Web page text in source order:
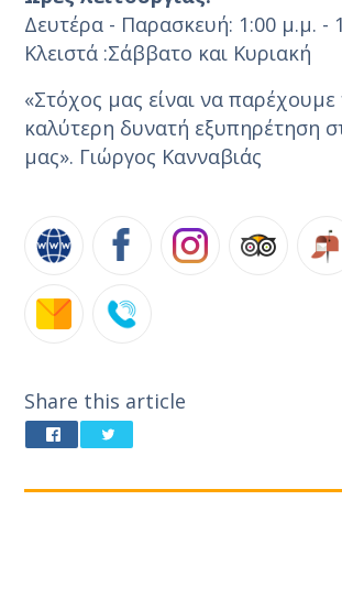
Δευτέρα - Παρασκευή: 1:00 μ.μ. -
Κλειστά :Σάββατο και Κυριακή
«Στόχος μας είναι να παρέχουμε
καλύτερη δυνατή εξυπηρέτηση
μας». Γιώργος Κανναβιάς
Share this article